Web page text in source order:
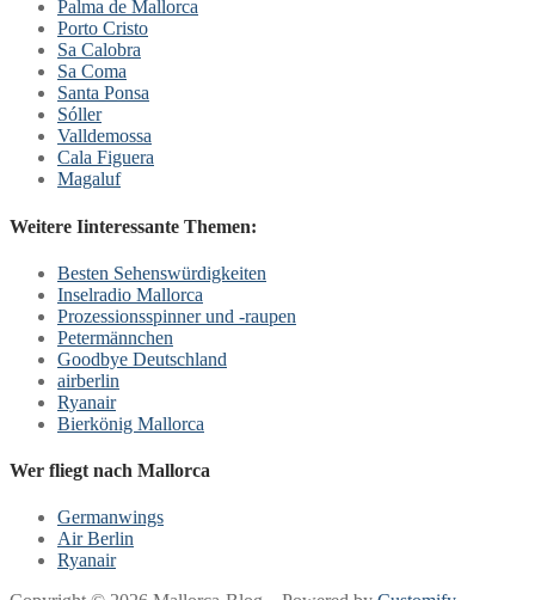
Palma de Mallorca
Porto Cristo
Sa Calobra
Sa Coma
Santa Ponsa
Sóller
Valldemossa
Cala Figuera
Magaluf
Weitere Iinteressante Themen:
Besten Sehenswürdigkeiten
Inselradio Mallorca
Prozessionsspinner und -raupen
Petermännchen
Goodbye Deutschland
airberlin
Ryanair
Bierkönig Mallorca
Wer fliegt nach Mallorca
Germanwings
Air Berlin
Ryanair